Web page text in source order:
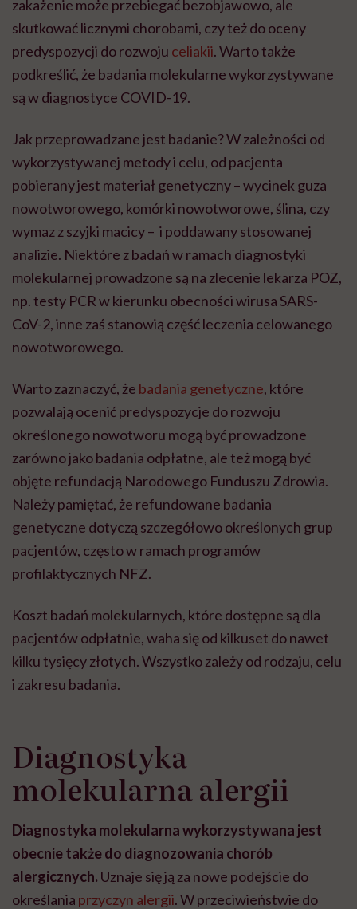
zakażenie może przebiegać bezobjawowo, ale
skutkować licznymi chorobami, czy też do oceny
predyspozycji do rozwoju celiakii. Warto także
podkreślić, że badania molekularne wykorzystywane
są w diagnostyce COVID-19.
Jak przeprowadzane jest badanie? W zależności od
wykorzystywanej metody i celu, od pacjenta
pobierany jest materiał genetyczny – wycinek guza
nowotworowego, komórki nowotworowe, ślina, czy
wymaz z szyjki macicy – i poddawany stosowanej
analizie. Niektóre z badań w ramach diagnostyki
molekularnej prowadzone są na zlecenie lekarza POZ,
np. testy PCR w kierunku obecności wirusa SARS-
CoV-2, inne zaś stanowią część leczenia celowanego
nowotworowego.
Warto zaznaczyć, że badania genetyczne, które
pozwalają ocenić predyspozycje do rozwoju
określonego nowotworu mogą być prowadzone
zarówno jako badania odpłatne, ale też mogą być
objęte refundacją Narodowego Funduszu Zdrowia.
Należy pamiętać, że refundowane badania
genetyczne dotyczą szczegółowo określonych grup
pacjentów, często w ramach programów
profilaktycznych NFZ.
Koszt badań molekularnych, które dostępne są dla
pacjentów odpłatnie, waha się od kilkuset do nawet
kilku tysięcy złotych. Wszystko zależy od rodzaju, celu
i zakresu badania.
Diagnostyka
molekularna alergii
Diagnostyka molekularna wykorzystywana jest
obecnie także do diagnozowania chorób
alergicznych. Uznaje się ją za nowe podejście do
określania przyczyn alergii. W przeciwieństwie do